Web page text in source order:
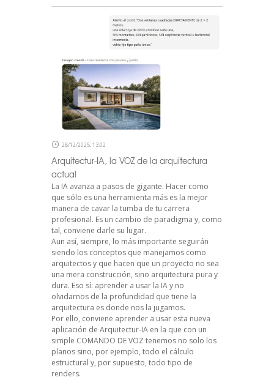
28/12/2025, 13:02
Arquitectur-IA, la VOZ de la arquitectura
actual
La IA avanza a pasos de gigante. Hacer como
que sólo es una herramienta más es la mejor
manera de cavar la tumba de tu carrera
profesional. Es un cambio de paradigma y, como
tal, conviene darle su lugar.
Aun así, siempre, lo más importante seguirán
siendo los conceptos que manejamos como
arquitectos y que hacen que un proyecto no sea
una mera construcción, sino arquitectura pura y
dura. Eso sí: aprender a usar la IA y no
olvidarnos de la profundidad que tiene la
arquitectura es donde nos la jugamos.
Por ello, conviene aprender a usar esta nueva
aplicación de Arquitectur-IA en la que con un
simple COMANDO DE VOZ tenemos no solo los
planos sino, por ejemplo, todo el cálculo
estructural y, por supuesto, todo tipo de
renders.